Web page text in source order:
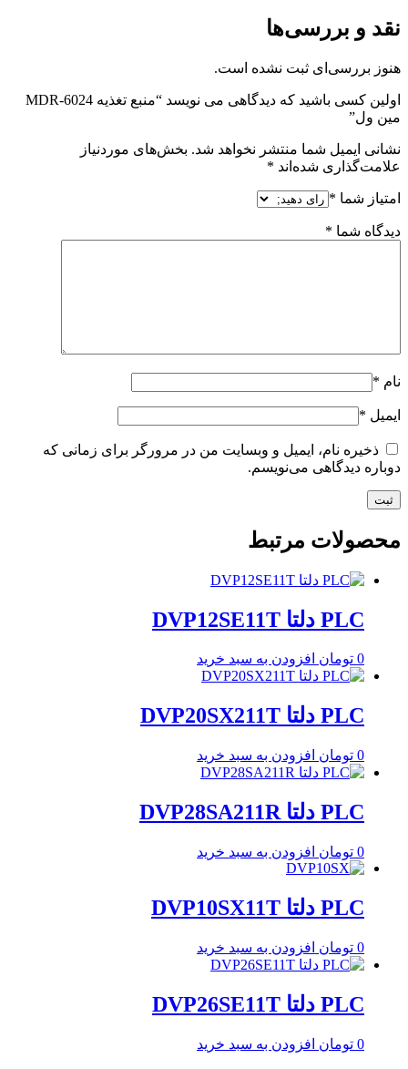
نقد و بررسی‌ها
هنوز بررسی‌ای ثبت نشده است.
اولین کسی باشید که دیدگاهی می نویسد “منبع تغذیه MDR-6024
مین ول”
نشانی ایمیل شما منتشر نخواهد شد. بخش‌های موردنیاز
علامت‌گذاری شده‌اند *
امتیاز شما *
دیدگاه شما *
نام *
ایمیل *
ذخیره نام، ایمیل و وبسایت من در مرورگر برای زمانی که
دوباره دیدگاهی می‌نویسم.
محصولات مرتبط
PLC دلتا DVP12SE11T
0 تومان افزودن به سبد خرید
PLC دلتا DVP20SX211T
0 تومان افزودن به سبد خرید
PLC دلتا DVP28SA211R
0 تومان افزودن به سبد خرید
PLC دلتا DVP10SX11T
0 تومان افزودن به سبد خرید
PLC دلتا DVP26SE11T
0 تومان افزودن به سبد خرید